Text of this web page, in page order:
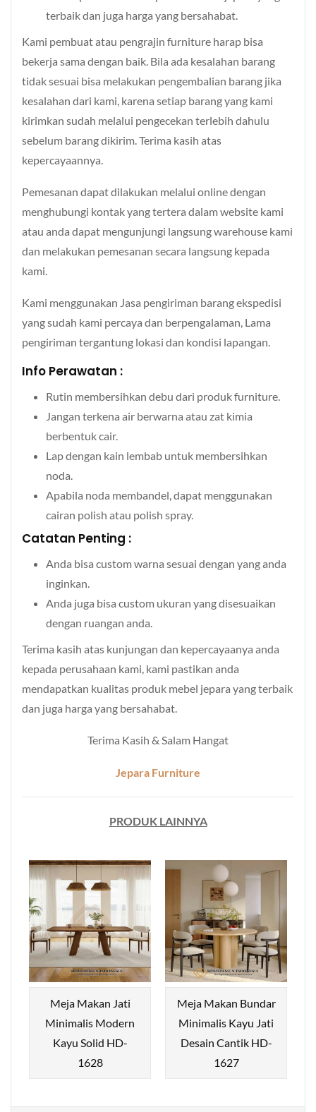
terbaik dan juga harga yang bersahabat.
Kami pembuat atau pengrajin furniture harap bisa
bekerja sama dengan baik. Bila ada kesalahan barang
tidak sesuai bisa melakukan pengembalian barang jika
kesalahan dari kami, karena setiap barang yang kami
kirimkan sudah melalui pengecekan terlebih dahulu
sebelum barang dikirim. Terima kasih atas
kepercayaannya.
Pemesanan dapat dilakukan melalui online dengan
menghubungi kontak yang tertera dalam website kami
atau anda dapat mengunjungi langsung warehouse kami
dan melakukan pemesanan secara langsung kepada
kami.
Kami menggunakan Jasa pengiriman barang ekspedisi
yang sudah kami percaya dan berpengalaman, Lama
pengiriman tergantung lokasi dan kondisi lapangan.
Info Perawatan :
Rutin membersihkan debu dari produk furniture.
Jangan terkena air berwarna atau zat kimia
berbentuk cair.
Lap dengan kain lembab untuk membersihkan
noda.
Apabila noda membandel, dapat menggunakan
cairan polish atau polish spray.
Catatan Penting :
Anda bisa custom warna sesuai dengan yang anda
inginkan.
Anda juga bisa custom ukuran yang disesuaikan
dengan ruangan anda.
Terima kasih atas kunjungan dan kepercayaanya anda
kepada perusahaan kami, kami pastikan anda
mendapatkan kualitas produk mebel jepara yang terbaik
dan juga harga yang bersahabat.
Terima Kasih & Salam Hangat
Jepara Furniture
PRODUK LAINNYA
Meja Makan Jati
Minimalis Modern
Kayu Solid HD-
1628
Meja Makan Bundar
Minimalis Kayu Jati
Desain Cantik HD-
1627